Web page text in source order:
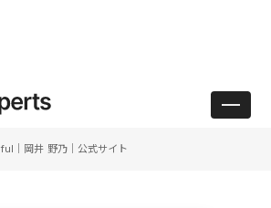
ful｜岡井 野乃｜公式サイト